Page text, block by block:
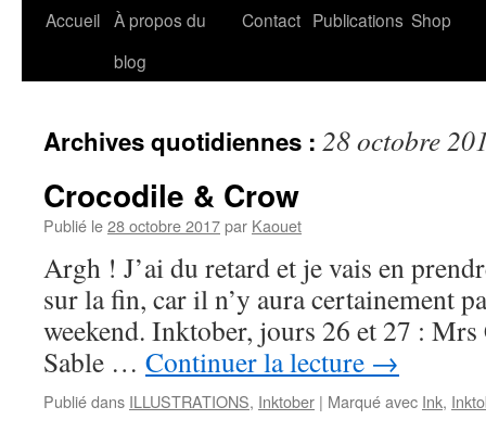
Aller
Accueil À propos du
blog
Contact Publications Shop
Archives quotidiennes : 28 octobre
Crocodile & Crow
Publié le28 octobre 2017par Kaouet
Argh ! J’ai du retard et je vais en
sur la fin, car il n’y aura certainement
weekend. Inktober, jours 26 et 27 :
Sable … Continuer la lecture →
Publié dans ILLUSTRATIONS, Inktober | Marqué avec Ink,